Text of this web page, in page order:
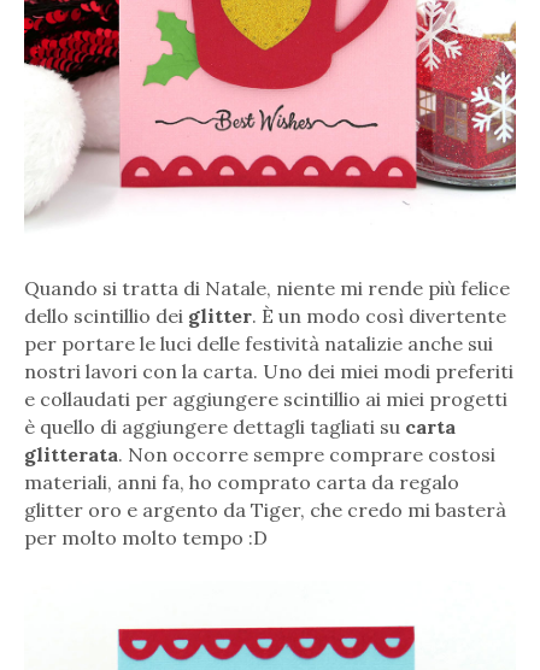
Quando si tratta di Natale, niente mi rende più felice
dello scintillio dei glitter. È un modo così divertente
per portare le luci delle festività natalizie anche sui
nostri lavori con la carta. Uno dei miei modi preferiti
e collaudati per aggiungere scintillio ai miei progetti
è quello di aggiungere dettagli tagliati su carta
glitterata. Non occorre sempre comprare costosi
materiali, anni fa, ho comprato carta da regalo
glitter oro e argento da Tiger, che credo mi basterà
per molto molto tempo :D